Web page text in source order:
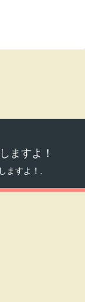
ますよ！
ますよ！.